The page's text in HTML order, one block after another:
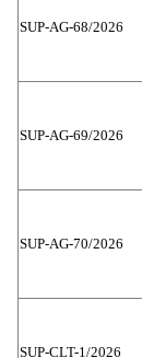
SUP-AG-68/2026
SUP-AG-69/2026
SUP-AG-70/2026
SUP-CLT-1/2026